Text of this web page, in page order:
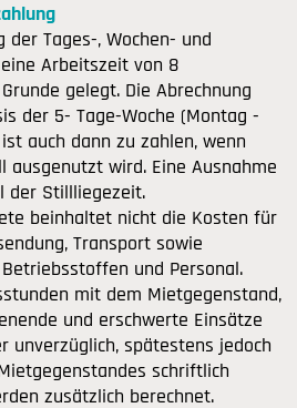
der Tages-, Wochen- und
Arbeitszeit von 8
gelegt. Die Abrechnung
der 5- Tage-Woche (Montag -
auch dann zu zahlen, wenn
ausgenutzt wird. Eine Ausnahme
der Stillliegezeit.
beinhaltet nicht die Kosten für
Transport sowie
und Personal.
mit dem Mietgegenstand,
und erschwerte Einsätze
unverzüglich, spätestens jedoch
schriftlich
zusätzlich berechnet.